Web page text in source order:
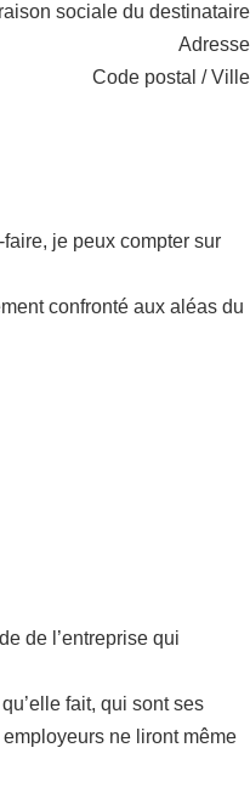
sociale du destinataire
Adresse
Code postal / Ville
je peux compter sur
confronté aux aléas du
de l’entreprise qui
fait, qui sont ses
ne liront même